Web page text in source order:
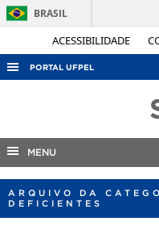
ACESSIBILIDADE
BRASIL
PORTAL UFPEL
COBALTO
EDITAIS
MENU
ARQUIVO DA
DEFICIENTES